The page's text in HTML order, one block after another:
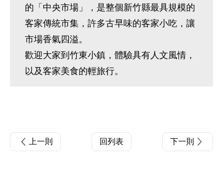
的「中央市場」，是整個新竹縣最具規模的
客家傳統市集，許多古早味的客家小吃，讓
市場香氣四溢。
歡迎大家到竹東小鎮，體驗具有人文風情，
以及客家美食的輕旅行。
上一則 回列表 下一則